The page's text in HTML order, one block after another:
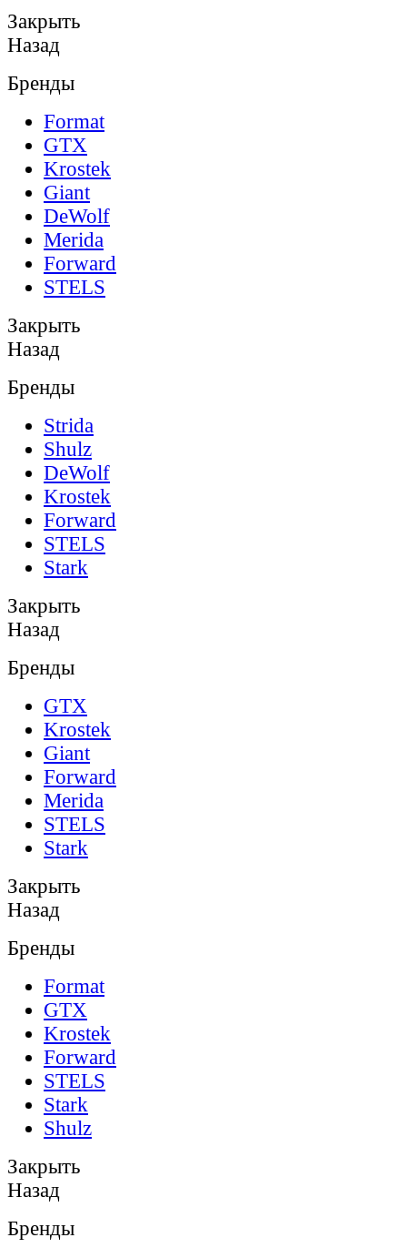
Закрыть
Назад
Бренды
Format
GTX
Krostek
Giant
DeWolf
Merida
Forward
STELS
Закрыть
Назад
Бренды
Strida
Shulz
DeWolf
Krostek
Forward
STELS
Stark
Закрыть
Назад
Бренды
GTX
Krostek
Giant
Forward
Merida
STELS
Stark
Закрыть
Назад
Бренды
Format
GTX
Krostek
Forward
STELS
Stark
Shulz
Закрыть
Назад
Бренды